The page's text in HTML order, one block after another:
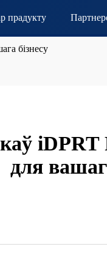
прадукту
бізнесу
для